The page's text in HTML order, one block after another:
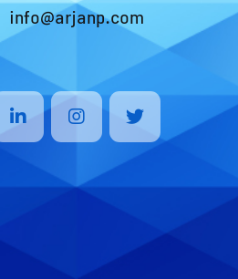
info@arjanp.com